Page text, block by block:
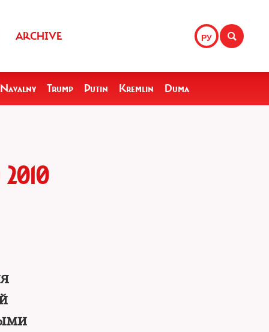
РУ
ARCHIVE
Navalny Trump Putin Kremlin Duma